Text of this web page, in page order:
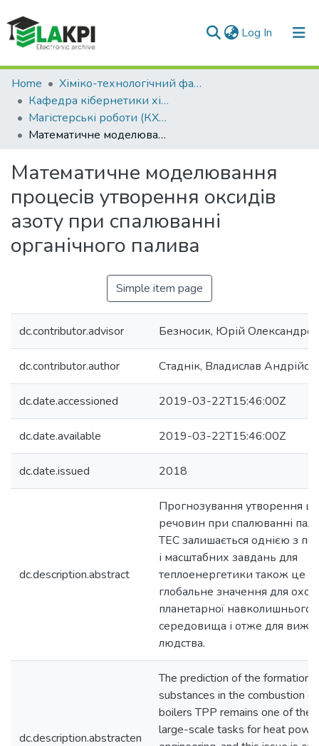
Log In (current)
Communities & Collections
All of DSpace
Statistics
Home
Хіміко-технологічний факультет (ХТФ)
Кафедра кібернетики хіміко-технологічних процесів (КХТП)
Магістерські роботи (КХТП)
Математичне моделювання процесів утворення оксидів азоту при спалюванні органічного палива
Математичне моделювання
процесів утворення оксидів
азоту при спалюванні
органічного палива
Simple item page
dc.contributor.advisor Безносик, Юрій
dc.contributor.author Стаднік, Владислав
dc.date.accessioned 2019-03-22T15:46:00Z
dc.date.available 2019-03-22T15:46:00Z
dc.date.issued 2018
dc.description.abstract
Прогнозування утворення
речовин при спалюванні
ТЕС залишається однією з
і масштабних завдань для
теплоенергетики також це
глобальне значення для
планетарної навколишнього
середовища і отже для
людства.
dc.description.abstracten
Тhe prediction of the formation
substances in the combustion
boilers TPP remains one of the
large-scale tasks for heat